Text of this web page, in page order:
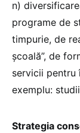
n)
programe de
timpurie, de
şcoală”, de
servicii pentru
exemplu:
Strategia